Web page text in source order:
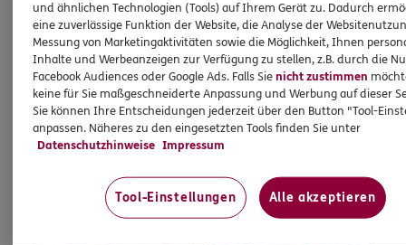
Jetzt informieren
und ähnlichen Technologien (Tools) auf Ihrem Gerät zu. Dadurch
eine zuverlässige Funktion der Website, die Analyse der
Messung von Marketingaktivitäten sowie die Möglichkeit, Ihnen
Inhalte und Werbeanzeigen zur Verfügung zu stellen, z.B. durch die
Facebook Audiences oder Google Ads. Falls Sienicht zustimmen
keine für Sie maßgeschneiderte Anpassung und Werbung auf dieser
Sie können Ihre Entscheidungen jederzeit über den Button "Tool-
anpassen. Näheres zu den eingesetzten Tools finden Sie unter
Datenschutzhinweise Impressum
Tool-Einstellungen Alle akzeptieren